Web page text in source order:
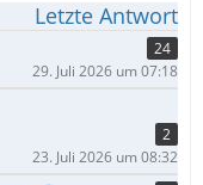
Letzte Antwort
24
29. Juli 2026 um 07:18
2
23. Juli 2026 um 08:32